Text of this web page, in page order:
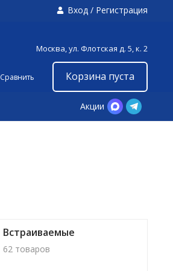
Вход / Регистрация
Москва, ул. Флотская д. 5, к. 2
Сравнить Корзина пуста
Акции
Встраиваемые
62 товаров